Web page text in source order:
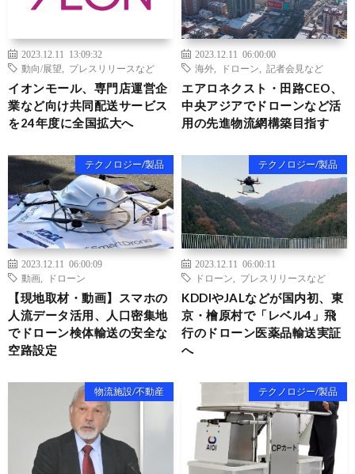
2023.12.11 13:09:32
動向/展望
プレスリリースなど
イオンモール、専門店運営企
業など向け共同配送サービス
を24年度に全国拡大へ
2023.12.11 06:00:00
海外
ドローン 記者会見など
エアロネクスト・田路CEO、
中央アジアでドローンなど活
用の先進物流網構築目指す
テクノロジー/製品
2023.12.11 06:00:09
動画
ドローン
【現地取材・動画】スマホの
人流データ活用、人口密集地
でドローン検体輸送の安全な
空路設定
テクノロジー/製品
2023.12.11 06:00:11
ドローン
プレスリリースなど
KDDIやJALなどが国内初、東
京・檜原村で「レベル4」飛
行のドローン医薬品輸送実証
へ
物流施設/不動産 テクノロジー/製品